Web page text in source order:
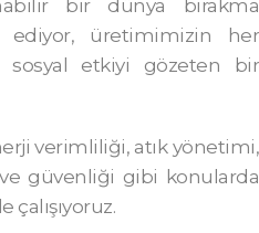
bir dünya bırakma
ediyor, üretimimizin her
sosyal etkiyi gözeten bir
verimliliği, atık yönetimi,
güvenliği gibi konularda